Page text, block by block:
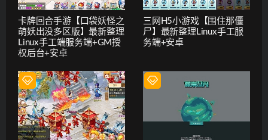
卡牌回合手游【口袋妖怪之
萌妖出没多区版】最新整理
Linux手工端服务端+GM授
权后台+安卓
三网H5小游戏【围住那僵
尸】最新整理Linux手工服
务端+安卓